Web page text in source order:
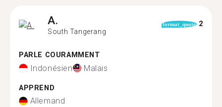
A.
South Tangerang
format_quote 2
PARLE COURAMMENT
Indonésien Malais
APPREND
Allemand